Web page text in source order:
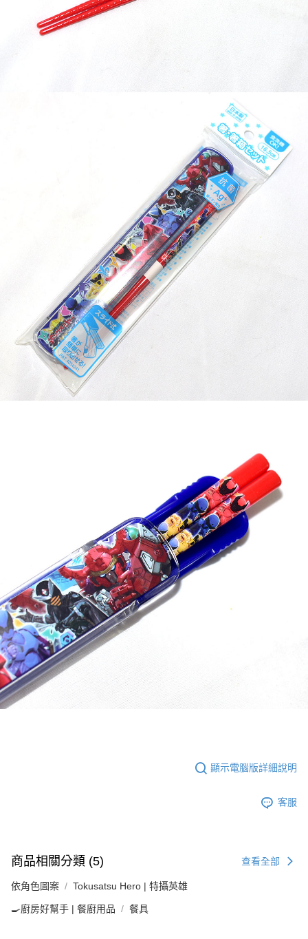
顯示電腦版詳細說明
客服
商品相關分類 (5) 查看全部
依角色圖案 Tokusatsu Hero | 特攝英雄
🍳廚房好幫手 | 餐廚用品 餐具